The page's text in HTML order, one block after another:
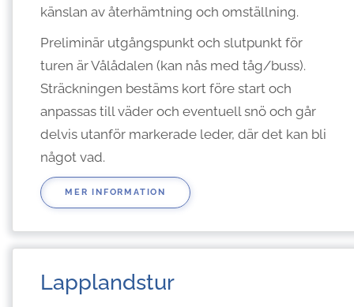
känslan av återhämtning och omställning.
Preliminär utgångspunkt och slutpunkt för
turen är Vålådalen (kan nås med tåg/buss).
Sträckningen bestäms kort före start och
anpassas till väder och eventuell snö och går
delvis utanför markerade leder, där det kan bli
något vad.
MER INFORMATION
Lapplandstur